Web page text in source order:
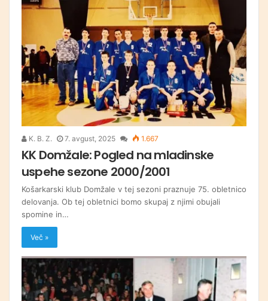
K. B. Z. 7. avgust, 2025 1.667
KK Domžale: Pogled na mladinske
uspehe sezone 2000/2001
Košarkarski klub Domžale v tej sezoni praznuje 75. obletnico
delovanja. Ob tej obletnici bomo skupaj z njimi obujali
spomine in…
Več »